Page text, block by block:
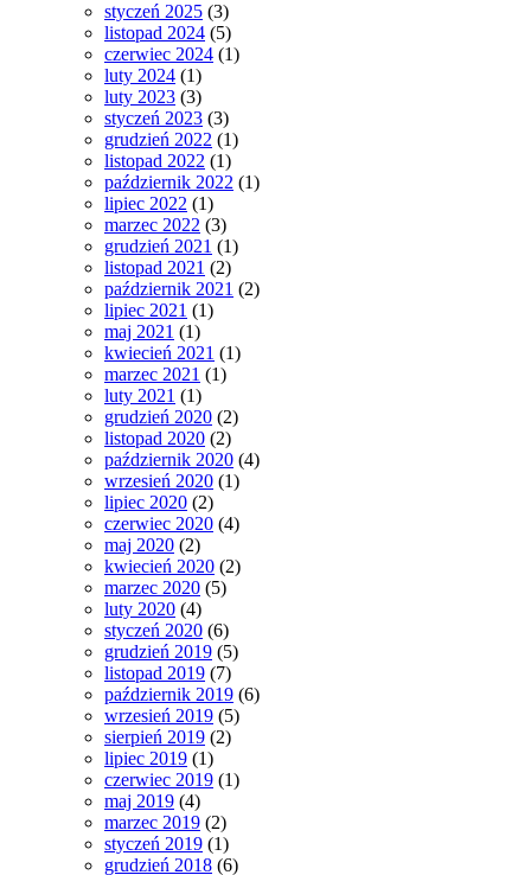
styczeń 2025 (3)
listopad 2024 (5)
czerwiec 2024 (1)
luty 2024 (1)
luty 2023 (3)
styczeń 2023 (3)
grudzień 2022 (1)
listopad 2022 (1)
październik 2022 (1)
lipiec 2022 (1)
marzec 2022 (3)
grudzień 2021 (1)
listopad 2021 (2)
październik 2021 (2)
lipiec 2021 (1)
maj 2021 (1)
kwiecień 2021 (1)
marzec 2021 (1)
luty 2021 (1)
grudzień 2020 (2)
listopad 2020 (2)
październik 2020 (4)
wrzesień 2020 (1)
lipiec 2020 (2)
czerwiec 2020 (4)
maj 2020 (2)
kwiecień 2020 (2)
marzec 2020 (5)
luty 2020 (4)
styczeń 2020 (6)
grudzień 2019 (5)
listopad 2019 (7)
październik 2019 (6)
wrzesień 2019 (5)
sierpień 2019 (2)
lipiec 2019 (1)
czerwiec 2019 (1)
maj 2019 (4)
marzec 2019 (2)
styczeń 2019 (1)
grudzień 2018 (6)